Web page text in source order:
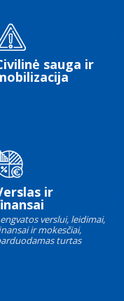
sauga ir
ir
verslui, leidimai,
ir mokesčiai,
turtas